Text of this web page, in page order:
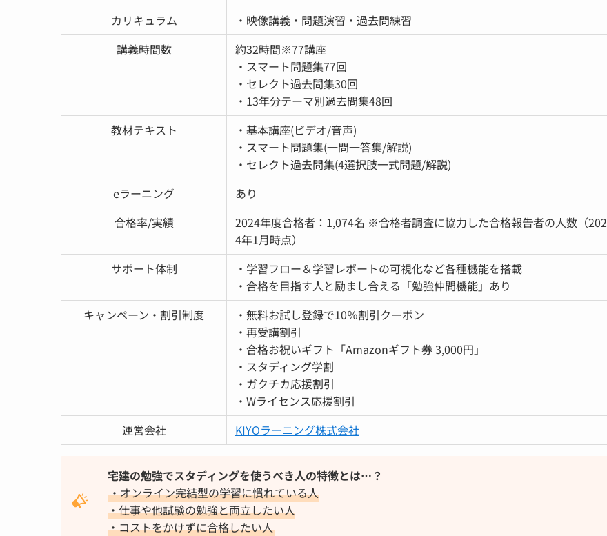
カリキュラム
・映像講義・問題演習・過去問練習
講義時間数
約32時間※77講座
・スマート問題集77回
・セレクト過去問集30回
・13年分テーマ別過去問集48回
教材テキスト
・基本講座(ビデオ/音声)
・スマート問題集(一問一答集/解説)
・セレクト過去問集(4選択肢一式問題/解説)
eラーニング
あり
合格率/実績
2024年度合格者：1,074名 ※合格者調査に協力した合格報告者の人数（202
4年1月時点）
サポート体制
・学習フロー＆学習レポートの可視化など各種機能を搭載
・合格を目指す人と励まし合える「勉強仲間機能」あり
キャンペーン・割引制度
・無料お試し登録で10％割引クーポン
・再受講割引
・合格お祝いギフト「Amazonギフト券 3,000円」
・スタディング学割
・ガクチカ応援割引
・Wライセンス応援割引
運営会社
KIYOラーニング株式会社
宅建の勉強でスタディングを使うべき人の特徴とは…？
・オンライン完結型の学習に慣れている人
・仕事や他試験の勉強と両立したい人
・コストをかけずに合格したい人